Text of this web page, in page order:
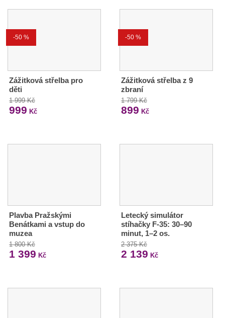
-50 %
Zážitková střelba pro
děti
1 999 Kč
999 Kč
-50 %
Zážitková střelba z 9
zbraní
1 799 Kč
899 Kč
Plavba Pražskými
Benátkami a vstup do
muzea
1 800 Kč
1 399 Kč
Letecký simulátor
stíhačky F-35: 30–90
minut, 1–2 os.
2 375 Kč
2 139 Kč